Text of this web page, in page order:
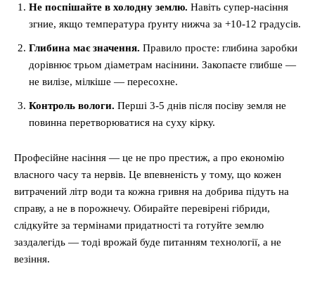
Не поспішайте в холодну землю. Навіть супер-насіння
згние, якщо температура ґрунту нижча за +10-12 градусів.
Глибина має значення. Правило просте: глибина заробки
дорівнює трьом діаметрам насінини. Закопаєте глибше —
не вилізе, мілкіше — пересохне.
Контроль вологи. Перші 3-5 днів після посіву земля не
повинна перетворюватися на суху кірку.
Професійне насіння — це не про престиж, а про економію
власного часу та нервів. Це впевненість у тому, що кожен
витрачений літр води та кожна гривня на добрива підуть на
справу, а не в порожнечу. Обирайте перевірені гібриди,
слідкуйте за термінами придатності та готуйте землю
заздалегідь — тоді врожай буде питанням технології, а не
везіння.